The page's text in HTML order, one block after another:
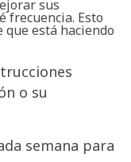
sus
frecuencia. Esto
que está haciendo
o su
semana para